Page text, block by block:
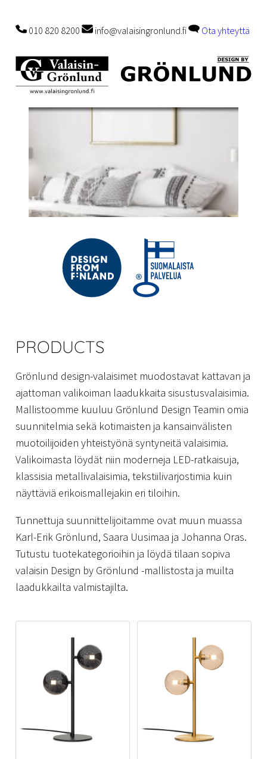
010 820 8200 info@valaisingronlund.fi Ota yhteyttä
PRODUCTS
Grönlund design-valaisimet muodostavat kattavan ja
ajattoman valikoiman laadukkaita sisustusvalaisimia.
Mallistoomme kuuluu Grönlund Design Teamin omia
suunnitelmia sekä kotimaisten ja kansainvälisten
muotoilijoiden yhteistyönä syntyneitä valaisimia.
Valikoimasta löydät niin moderneja LED-ratkaisuja,
klassisia metallivalaisimia, tekstiilivarjostimia kuin
näyttäviä erikoismallejakin eri tiloihin.
Tunnettuja suunnittelijoitamme ovat muun muassa
Karl-Erik Grönlund, Saara Uusimaa ja Johanna Oras.
Tutustu tuotekategorioihin ja löydä tilaan sopiva
valaisin Design by Grönlund -mallistosta ja muilta
laadukkailta valmistajilta.